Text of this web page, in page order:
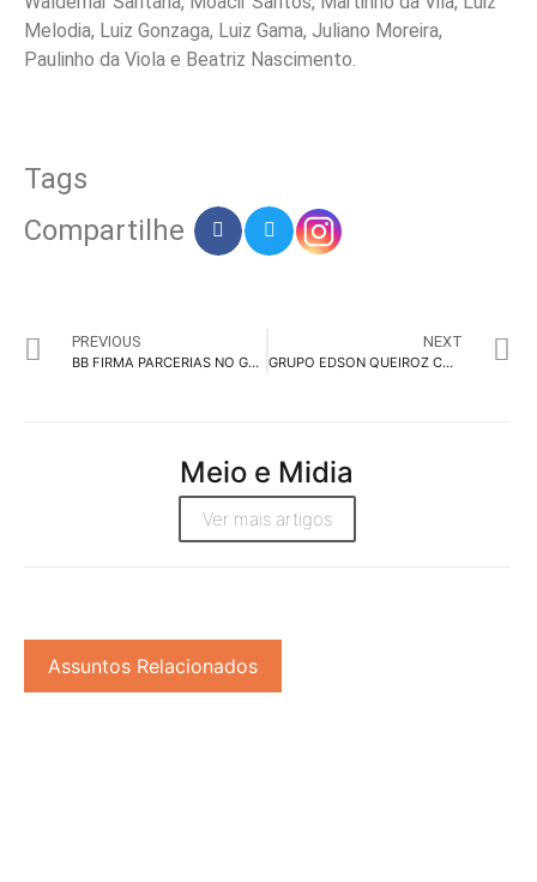
Melodia, Luiz Gonzaga, Luiz Gama, Juliano Moreira,
Paulinho da Viola e Beatriz Nascimento.
Tags
Compartilhe
PREVIOUS
BB FIRMA PARCERIAS NO G20 PARA AMPLIAR INVESTIMENTOS SUSTENTÁVEIS
NEXT
GRUPO EDSON QUEIROZ CONVOCA INTERESSADOS PARA PROGRAMA TRAINEE 2025
Meio e Midia
Ver mais artigos
Assuntos Relacionados